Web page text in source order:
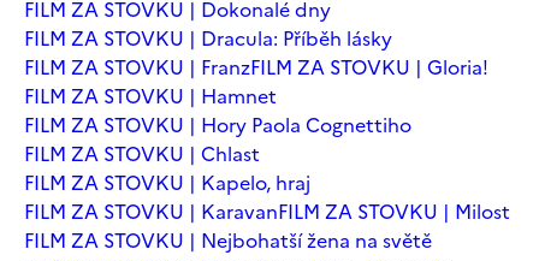
FILM ZA STOVKU | Dokonalé dny
FILM ZA STOVKU | Dracula: Příběh lásky
FILM ZA STOVKU | FranzFILM ZA STOVKU | Gloria!
FILM ZA STOVKU | Hamnet
FILM ZA STOVKU | Hory Paola Cognettiho
FILM ZA STOVKU | Chlast
FILM ZA STOVKU | Kapelo, hraj
FILM ZA STOVKU | KaravanFILM ZA STOVKU | Milost
FILM ZA STOVKU | Nejbohatší žena na světě